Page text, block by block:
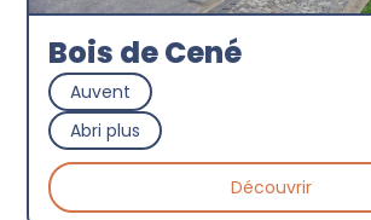
Bois de Cené
Auvent
Abri plus
Découvrir